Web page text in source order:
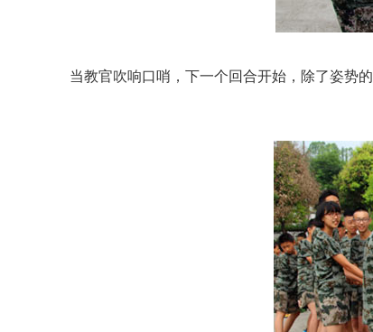
当教官吹响口哨，下一个回合开始，除了姿势